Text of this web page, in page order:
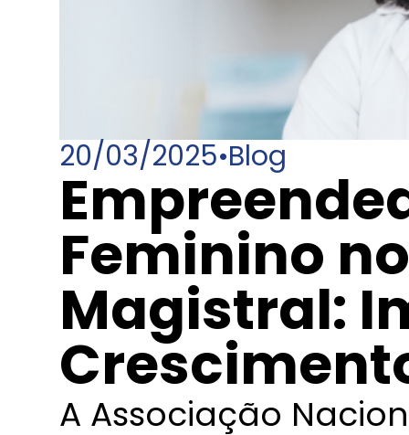
20/03/2025•Blog
Feminino
Magistral:
A Associação